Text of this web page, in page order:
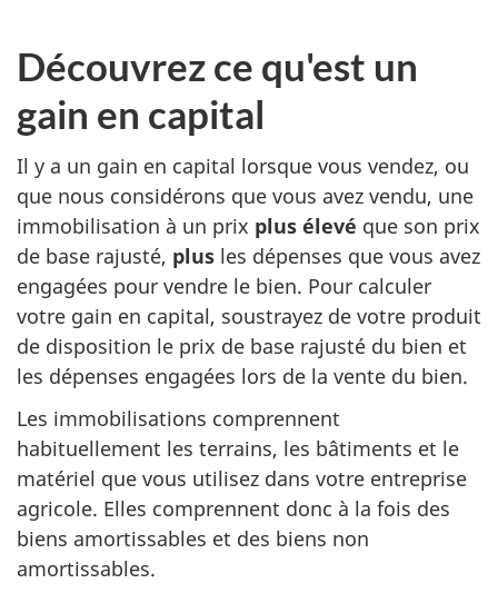
Découvrez ce qu'est un
gain en capital
Il y a un gain en capital lorsque vous vendez, ou
que nous considérons que vous avez vendu, une
immobilisation à un prix plus élevé que son prix
de base rajusté, plus les dépenses que vous avez
engagées pour vendre le bien. Pour calculer
votre gain en capital, soustrayez de votre produit
de disposition le prix de base rajusté du bien et
les dépenses engagées lors de la vente du bien.
Les immobilisations comprennent
habituellement les terrains, les bâtiments et le
matériel que vous utilisez dans votre entreprise
agricole. Elles comprennent donc à la fois des
biens amortissables et des biens non
amortissables.